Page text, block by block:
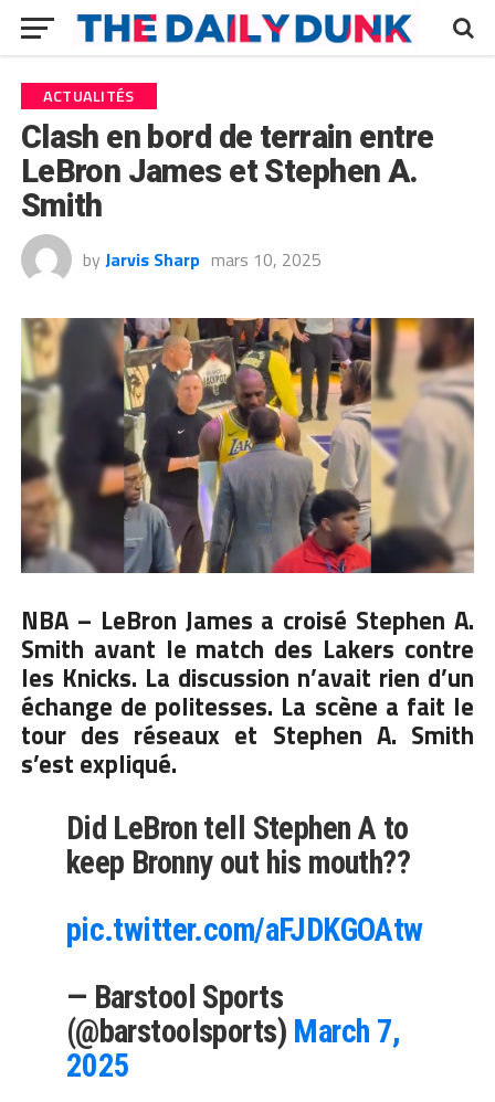
ACTUALITÉS
Clash en bord de terrain entre
LeBron James et Stephen A.
Smith
by Jarvis Sharp mars 10, 2025
NBA – LeBron James a croisé Stephen A.
Smith avant le match des Lakers contre
les Knicks. La discussion n’avait rien d’un
échange de politesses. La scène a fait le
tour des réseaux et Stephen A. Smith
s’est expliqué.
Did LeBron tell Stephen A to
keep Bronny out his mouth??
pic.twitter.com/aFJDKGOAtw
— Barstool Sports
(@barstoolsports) March 7,
2025